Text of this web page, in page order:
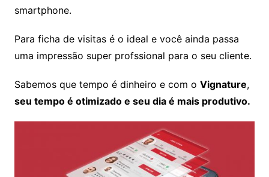
smartphone.
Para ficha de visitas é o ideal e você ainda passa
uma impressão super profssional para o seu cliente.
Sabemos que tempo é dinheiro e com o Vignature,
seu tempo é otimizado e seu dia é mais produtivo.